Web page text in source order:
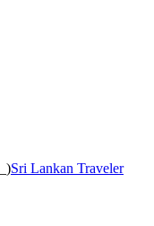
Sri Lankan Traveler